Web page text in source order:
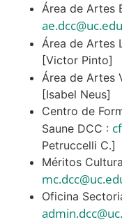
Área de Artes
Área de Artes
[Victor Pinto]
Área de Artes
[Isabel Neus]
Centro de
Saune DCC :
Petruccelli C.]
Méritos
Oficina